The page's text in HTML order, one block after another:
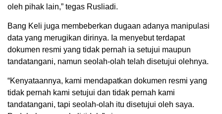
oleh pihak lain,” tegas Rusliadi.
Bang Keli juga membeberkan dugaan adanya manipulasi
data yang merugikan dirinya. Ia menyebut terdapat
dokumen resmi yang tidak pernah ia setujui maupun
tandatangani, namun seolah-olah telah disetujui olehnya.
“Kenyataannya, kami mendapatkan dokumen resmi yang
tidak pernah kami setujui dan tidak pernah kami
tandatangani, tapi seolah-olah itu disetujui oleh saya.